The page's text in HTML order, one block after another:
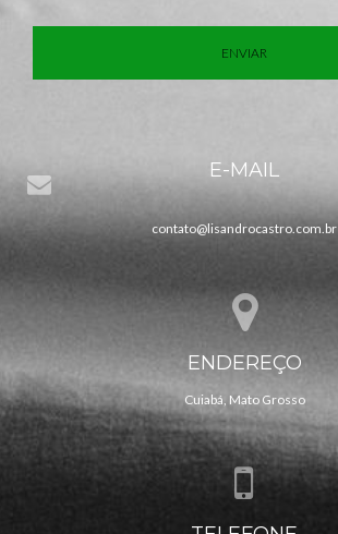
ENVIAR
E-MAIL
contato@lisandrocastro.com.br
ENDEREÇO
Cuiabá, Mato Grosso